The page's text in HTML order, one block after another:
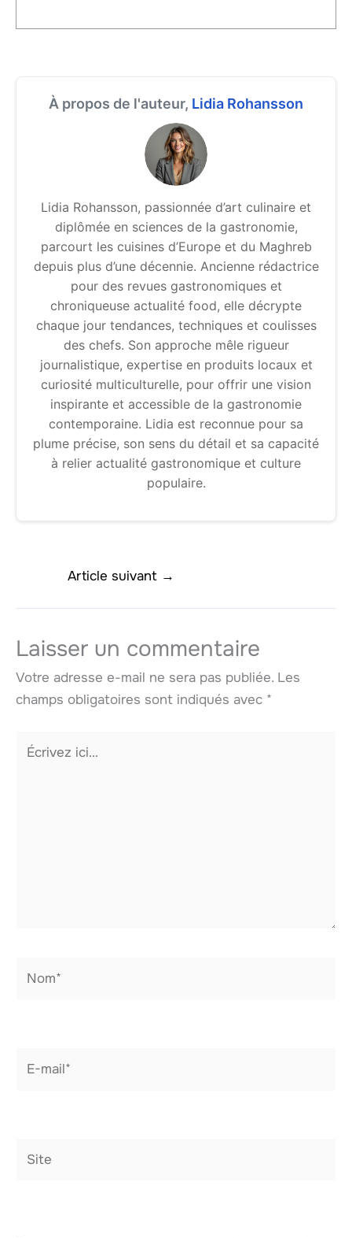
À propos de l'auteur, Lidia Rohansson
Lidia Rohansson, passionnée d’art culinaire et
diplômée en sciences de la gastronomie,
parcourt les cuisines d’Europe et du Maghreb
depuis plus d’une décennie. Ancienne rédactrice
pour des revues gastronomiques et
chroniqueuse actualité food, elle décrypte
chaque jour tendances, techniques et coulisses
des chefs. Son approche mêle rigueur
journalistique, expertise en produits locaux et
curiosité multiculturelle, pour offrir une vision
inspirante et accessible de la gastronomie
contemporaine. Lidia est reconnue pour sa
plume précise, son sens du détail et sa capacité
à relier actualité gastronomique et culture
populaire.
Article suivant →
Laisser un commentaire
Votre adresse e-mail ne sera pas publiée. Les
champs obligatoires sont indiqués avec *
Écrivez